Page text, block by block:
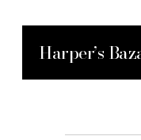
Harper’s